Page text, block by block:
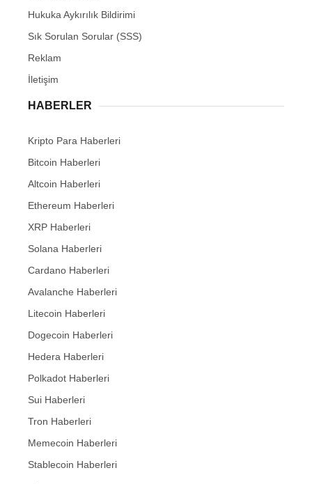
Hukuka Aykırılık Bildirimi
Sık Sorulan Sorular (SSS)
Reklam
İletişim
HABERLER
Kripto Para Haberleri
Bitcoin Haberleri
Altcoin Haberleri
Ethereum Haberleri
XRP Haberleri
Solana Haberleri
Cardano Haberleri
Avalanche Haberleri
Litecoin Haberleri
Dogecoin Haberleri
Hedera Haberleri
Polkadot Haberleri
Sui Haberleri
Tron Haberleri
Memecoin Haberleri
Stablecoin Haberleri